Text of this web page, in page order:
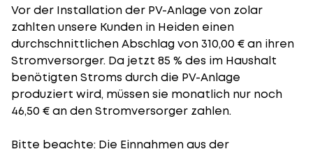
Vor der Installation der PV-Anlage von zolar
zahlten unsere Kunden in Heiden einen
durchschnittlichen Abschlag von 310,00 € an ihren
Stromversorger. Da jetzt 85 % des im Haushalt
benötigten Stroms durch die PV-Anlage
produziert wird, müssen sie monatlich nur noch
46,50 € an den Stromversorger zahlen.
Bitte beachte: Die Einnahmen aus der